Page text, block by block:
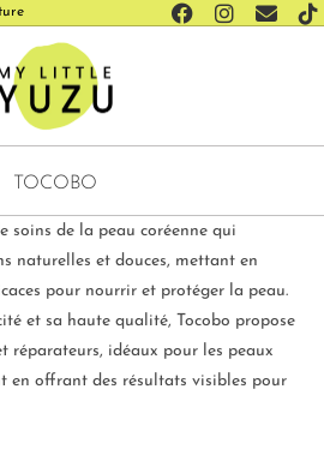
TOCOBO
soins de la peau coréenne qui
naturelles et douces, mettant en
pour nourrir et protéger la peau.
et sa haute qualité, Tocobo propose
réparateurs, idéaux pour les peaux
en offrant des résultats visibles pour